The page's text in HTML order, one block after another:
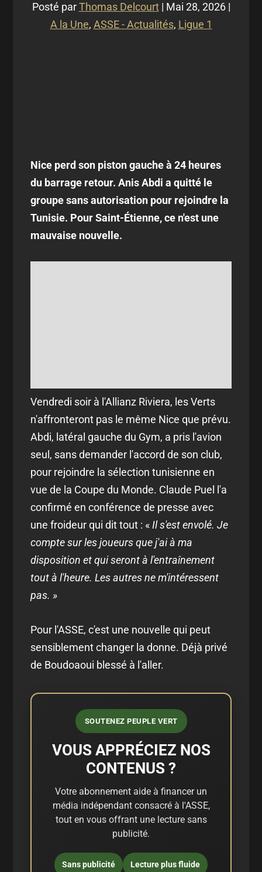
Posté parThomas Delcourt| Mai 28, 2026|
A la Une, ASSE - Actualités, Ligue 1
Nice perd son piston gauche à 24 heures
du barrage retour. Anis Abdi a quitté le
groupe sans autorisation pour rejoindre la
Tunisie. Pour Saint-Étienne, ce n'est une
mauvaise nouvelle.
Vendredi soir à l'Allianz Riviera, les Verts
n'affronteront pas le même Nice que prévu.
Abdi, latéral gauche du Gym, a pris l'avion
seul, sans demander l'accord de son club,
pour rejoindre la sélection tunisienne en
vue de la Coupe du Monde. Claude Puel l'a
confirmé en conférence de presse avec
une froideur qui dit tout : « Il s'est envolé. Je
compte sur les joueurs que j'ai à ma
disposition et qui seront à l'entraînement
tout à l'heure. Les autres ne m'intéressent
pas. »
Pour l'ASSE, c'est une nouvelle qui peut
sensiblement changer la donne. Déjà privé
de Boudoaoui blessé à l'aller.
SOUTENEZ PEUPLE VERT
VOUS APPRÉCIEZ NOS
CONTENUS ?
Votre abonnement aide à financer un
média indépendant consacré à l'ASSE,
tout en vous offrant une lecture sans
publicité.
Sans publicité Lecture plus fluide